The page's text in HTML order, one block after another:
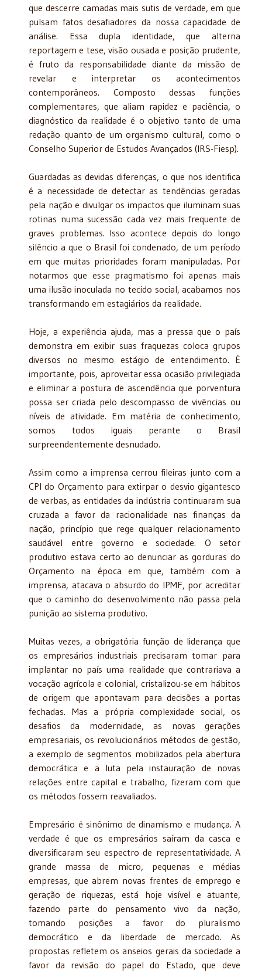
que descerre camadas mais sutis de verdade, em que
pulsam fatos desafiadores da nossa capacidade de
análise. Essa dupla identidade, que alterna
reportagem e tese, visão ousada e posição prudente,
é fruto da responsabilidade diante da missão de
revelar e interpretar os acontecimentos
contemporâneos. Composto dessas funções
complementares, que aliam rapidez e paciência, o
diagnóstico da realidade é o objetivo tanto de uma
redação quanto de um organismo cultural, como o
Conselho Superior de Estudos Avançados (IRS-Fiesp).
Guardadas as devidas diferenças, o que nos identifica
é a necessidade de detectar as tendências geradas
pela nação e divulgar os impactos que iluminam suas
rotinas numa sucessão cada vez mais frequente de
graves problemas. Isso acontece depois do longo
silêncio a que o Brasil foi condenado, de um período
em que muitas prioridades foram manipuladas. Por
notarmos que esse pragmatismo foi apenas mais
uma ilusão inoculada no tecido social, acabamos nos
transformando em estagiários da realidade.
Hoje, a experiência ajuda, mas a pressa que o país
demonstra em exibir suas fraquezas coloca grupos
diversos no mesmo estágio de entendimento. É
importante, pois, aproveitar essa ocasião privilegiada
e eliminar a postura de ascendência que porventura
possa ser criada pelo descompasso de vivências ou
níveis de atividade. Em matéria de conhecimento,
somos todos iguais perante o Brasil
surpreendentemente desnudado.
Assim como a imprensa cerrou fileiras junto com a
CPI do Orçamento para extirpar o desvio gigantesco
de verbas, as entidades da indústria continuaram sua
cruzada a favor da racionalidade nas finanças da
nação, princípio que rege qualquer relacionamento
saudável entre governo e sociedade. O setor
produtivo estava certo ao denunciar as gorduras do
Orçamento na época em que, também com a
imprensa, atacava o absurdo do IPMF, por acreditar
que o caminho do desenvolvimento não passa pela
punição ao sistema produtivo.
Muitas vezes, a obrigatória função de liderança que
os empresários industriais precisaram tomar para
implantar no país uma realidade que contrariava a
vocação agrícola e colonial, cristalizou-se em hábitos
de origem que apontavam para decisões a portas
fechadas. Mas a própria complexidade social, os
desafios da modernidade, as novas gerações
empresariais, os revolucionários métodos de gestão,
a exemplo de segmentos mobilizados pela abertura
democrática e a luta pela instauração de novas
relações entre capital e trabalho, fizeram com que
os métodos fossem reavaliados.
Empresário é sinônimo de dinamismo e mudança. A
verdade é que os empresários saíram da casca e
diversificaram seu espectro de representatividade. A
grande massa de micro, pequenas e médias
empresas, que abrem novas frentes de emprego e
geração de riquezas, está hoje visível e atuante,
fazendo parte do pensamento vivo da nação,
tomando posições a favor do pluralismo
democrático e da liberdade de mercado. As
propostas refletem os anseios gerais da sociedade a
favor da revisão do papel do Estado, que deve